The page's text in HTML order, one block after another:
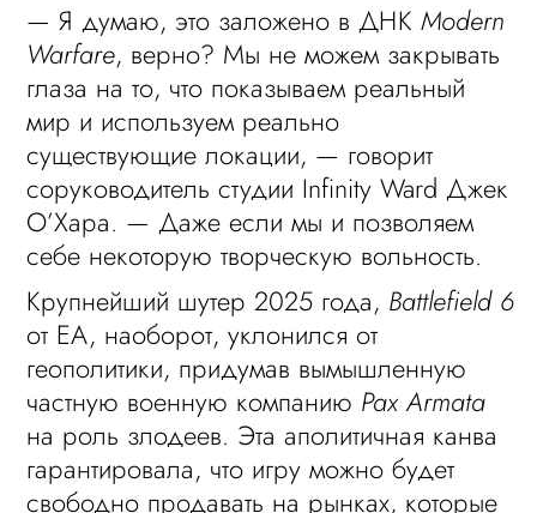
— Я думаю, это заложено в ДНКModern
Warfare, верно? Мы не можем закрывать
глаза на то, что показываем реальный
мир и используем реально
существующие локации, — говорит
соруководитель студии Infinity Ward Джек
О’Хара. — Даже если мы и позволяем
себе некоторую творческую вольность.
Крупнейший шутер 2025 года, Battlefield 6
от EA, наоборот, уклонился от
геополитики, придумав вымышленную
частную военную компанию Pax Armata
на роль злодеев. Эта аполитичная канва
гарантировала, что игру можно будет
свободно продавать на рынках, которые